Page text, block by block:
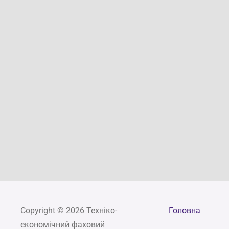
Copyright © 2026 Техніко-
економічний фаховий
Головна